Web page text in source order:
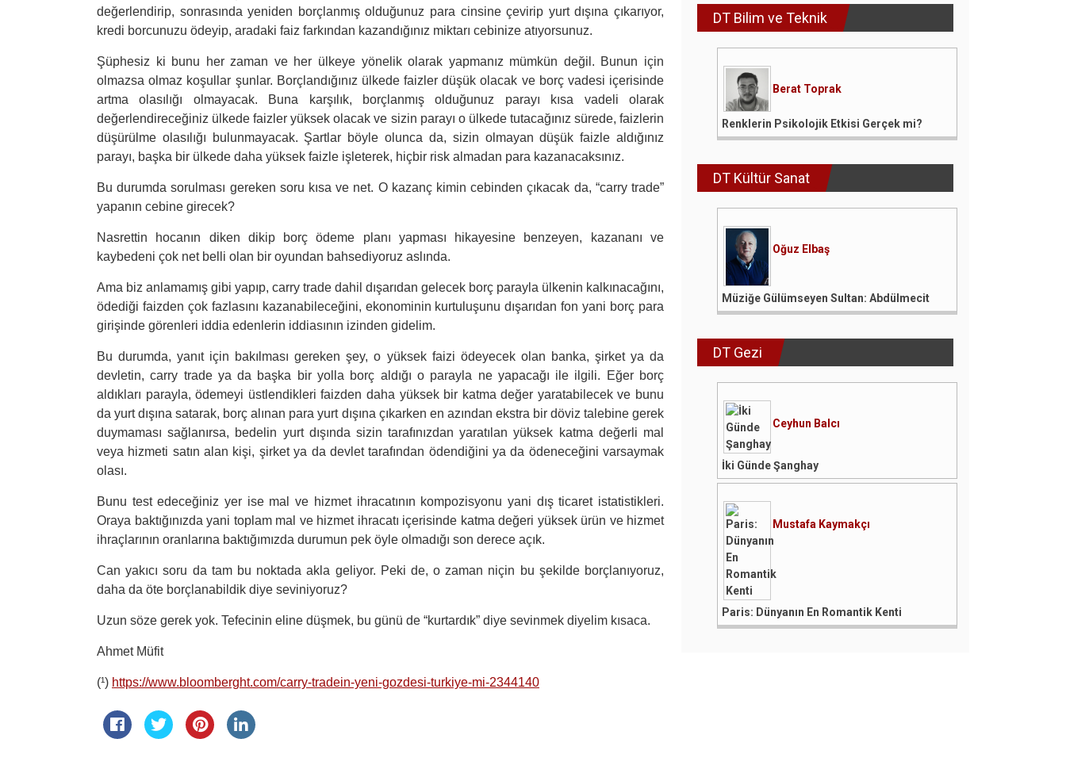
değerlendirip, sonrasında yeniden borçlanmış olduğunuz para cinsine çevirip yurt dışına çıkarıyor,
kredi borcunuzu ödeyip, aradaki faiz farkından kazandığınız miktarı cebinize atıyorsunuz.
Şüphesiz ki bunu her zaman ve her ülkeye yönelik olarak yapmanız mümkün değil. Bunun için
olmazsa olmaz koşullar şunlar. Borçlandığınız ülkede faizler düşük olacak ve borç vadesi içerisinde
artma olasılığı olmayacak. Buna karşılık, borçlanmış olduğunuz parayı kısa vadeli olarak
değerlendireceğiniz ülkede faizler yüksek olacak ve sizin parayı o ülkede tutacağınız sürede, faizlerin
düşürülme olasılığı bulunmayacak. Şartlar böyle olunca da, sizin olmayan düşük faizle aldığınız
parayı, başka bir ülkede daha yüksek faizle işleterek, hiçbir risk almadan para kazanacaksınız.
Bu durumda sorulması gereken soru kısa ve net. O kazanç kimin cebinden çıkacak da, “carry trade”
yapanın cebine girecek?
Nasrettin hocanın diken dikip borç ödeme planı yapması hikayesine benzeyen, kazananı ve
kaybedeni çok net belli olan bir oyundan bahsediyoruz aslında.
Ama biz anlamamış gibi yapıp, carry trade dahil dışarıdan gelecek borç parayla ülkenin kalkınacağını,
ödediği faizden çok fazlasını kazanabileceğini, ekonominin kurtuluşunu dışarıdan fon yani borç para
girişinde görenleri iddia edenlerin iddiasının izinden gidelim.
Bu durumda, yanıt için bakılması gereken şey, o yüksek faizi ödeyecek olan banka, şirket ya da
devletin, carry trade ya da başka bir yolla borç aldığı o parayla ne yapacağı ile ilgili. Eğer borç
aldıkları parayla, ödemeyi üstlendikleri faizden daha yüksek bir katma değer yaratabilecek ve bunu
da yurt dışına satarak, borç alınan para yurt dışına çıkarken en azından ekstra bir döviz talebine gerek
duymaması sağlanırsa, bedelin yurt dışında sizin tarafınızdan yaratılan yüksek katma değerli mal
veya hizmeti satın alan kişi, şirket ya da devlet tarafından ödendiğini ya da ödeneceğini varsaymak
olası.
Bunu test edeceğiniz yer ise mal ve hizmet ihracatının kompozisyonu yani dış ticaret istatistikleri.
Oraya baktığınızda yani toplam mal ve hizmet ihracatı içerisinde katma değeri yüksek ürün ve hizmet
ihraçlarının oranlarına baktığımızda durumun pek öyle olmadığı son derece açık.
Can yakıcı soru da tam bu noktada akla geliyor. Peki de, o zaman niçin bu şekilde borçlanıyoruz,
daha da öte borçlanabildik diye seviniyoruz?
Uzun söze gerek yok. Tefecinin eline düşmek, bu günü de “kurtardık” diye sevinmek diyelim kısaca.
Ahmet Müfit
(¹) https://www.bloomberght.com/carry-tradein-yeni-gozdesi-turkiye-mi-2344140
DT Bilim ve Teknik
Berat Toprak
Renklerin Psikolojik Etkisi Gerçek mi?
DT Kültür Sanat
Oğuz Elbaş
Müziğe Gülümseyen Sultan: Abdülmecit
DT Gezi
Ceyhun Balcı
İki Günde Şanghay
Mustafa Kaymakçı
Paris: Dünyanın En Romantik Kenti